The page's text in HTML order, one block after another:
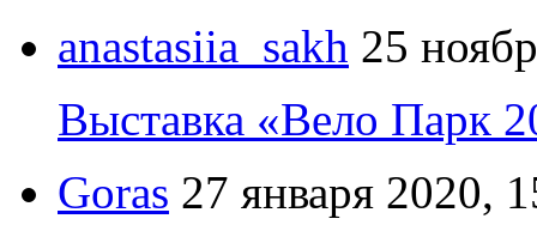
anastasiia_sakh 25
Выставка «Вело Парк
Goras 27 января 2020,